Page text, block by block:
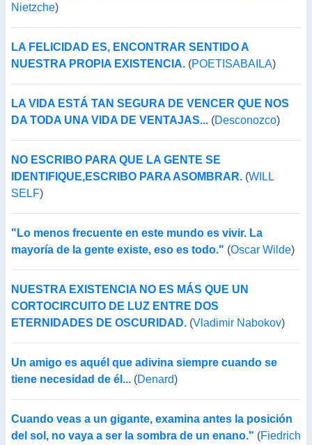
Nietzche)
LA FELICIDAD ES, ENCONTRAR SENTIDO A
NUESTRA PROPIA EXISTENCIA. (POETISABAILA)
LA VIDA ESTÁ TAN SEGURA DE VENCER QUE NOS
DA TODA UNA VIDA DE VENTAJAS... (Desconozco)
NO ESCRIBO PARA QUE LA GENTE SE
IDENTIFIQUE,ESCRIBO PARA ASOMBRAR. (WILL
SELF)
"Lo menos frecuente en este mundo es vivir. La
mayoría de la gente existe, eso es todo." (Oscar Wilde)
NUESTRA EXISTENCIA NO ES MÁS QUE UN
CORTOCIRCUITO DE LUZ ENTRE DOS
ETERNIDADES DE OSCURIDAD. (Vladimir Nabokov)
Un amigo es aquél que adivina siempre cuando se
tiene necesidad de él... (Denard)
Cuando veas a un gigante, examina antes la posición
del sol, no vaya a ser la sombra de un enano." (Fiedrich